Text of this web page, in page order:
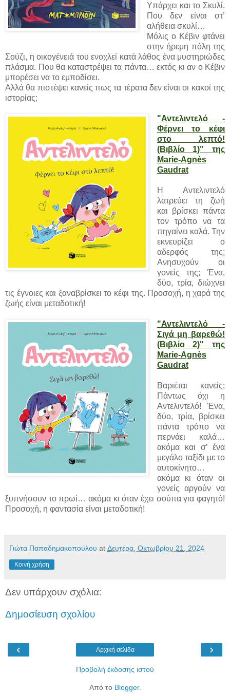
Υπάρχει και το Σκυλί.
Που δεν είναι στ’
αλήθεια σκυλί…
Μόλις ο Κέβιν φτάνει
στην ήρεμη πόλη της
Σούζι, η οικογένειά του ενοχλεί κατά λάθος ένα μυστηριώδες
πλάσμα. Που θα καταστρέψει τα πάντα… εκτός κι αν ο Κέβιν
μπορέσει να το εμποδίσει.
Αλλά θα πιστέψει κανείς πως τα τέρατα δεν είναι οι κακοί της
ιστορίας;
"Αντελιντελό -
Φέρνει το κέφι
στο λεπτό!
(Βιβλίο 1)" της
Marie-Agnès
Gaudrat
Η Αντελιντελό
λατρεύει τη ζωή
και βρίσκει πάντα
τον τρόπο να τα
πηγαίνει καλά. Την
εκνευρίζει ο
αδερφός της;
Ανησυχούν οι
γονείς της; Ένα,
δύο, τρία, διώχνει
τις έγνοιες και ξαναβρίσκει το κέφι της. Προσοχή, η χαρά της
ζωής είναι μεταδοτική!
"Αντελιντελό -
Σιγά μη βαρεθώ!
(Βιβλίο 2)" της
Marie-Agnès
Gaudrat
Βαριέται κανείς;
Πάντως όχι η
Αντελιντελό! Ένα,
δύο, τρία, βρίσκει
πάντα τρόπο να
περνάει καλά…
ακόμα και σ’ ένα
μεγάλο ταξίδι με το
αυτοκίνητο…
ακόμα κι όταν οι
γονείς αργούν να
ξυπνήσουν το πρωί… ακόμα κι όταν έχει σούπα για φαγητό!
Προσοχή, η φαντασία είναι μεταδοτική!
Γιώτα Παπαδημακοπούλου at Δευτέρα, Οκτωβρίου 21, 2024
Κοινή χρήση
Δεν υπάρχουν σχόλια:
Δημοσίευση σχολίου
‹ ›
Αρχική σελίδα
Προβολή έκδοσης ιστού
Από το Blogger.